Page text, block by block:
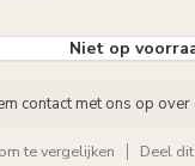
Niet op
contact met ons op
te vergelijken Deel